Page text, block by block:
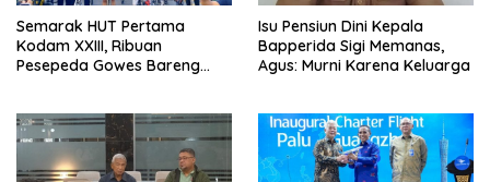
Semarak HUT Pertama
Kodam XXIII, Ribuan
Pesepeda Gowes Bareng
Isu Pensiun Dini Kepala
Bapperida Sigi Memanas,
Agus: Murni Karena Keluarga